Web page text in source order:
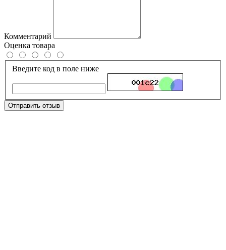
Комментарий
Оценка товара
Введите код в поле ниже
Отправить отзыв